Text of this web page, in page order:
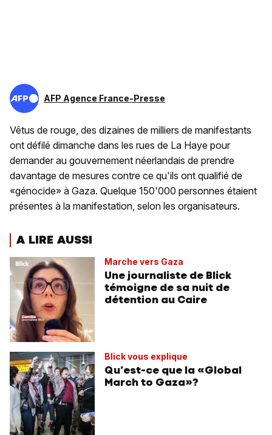
AFP Agence France-Presse
Vêtus de rouge, des dizaines de milliers de manifestants
ont défilé dimanche dans les rues de La Haye pour
demander au gouvernement néerlandais de prendre
davantage de mesures contre ce qu'ils ont qualifié de
«génocide» à Gaza. Quelque 150'000 personnes étaient
présentes à la manifestation, selon les organisateurs.
A LIRE AUSSI
Marche vers Gaza
Une journaliste de Blick
témoigne de sa nuit de
détention au Caire
Blick vous explique
Qu’est-ce que la «Global
March to Gaza»?